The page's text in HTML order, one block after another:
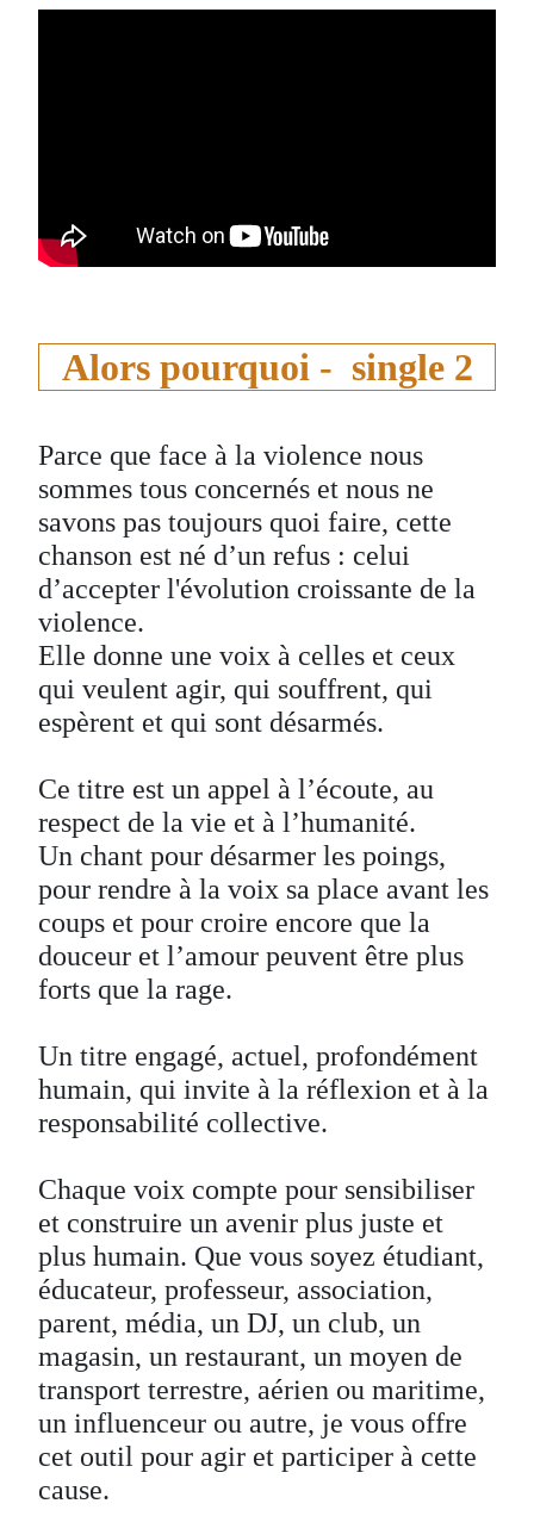
Alors pourquoi - single 2
Parce que face à la violence nous
sommes tous concernés et nous ne
savons pas toujours quoi faire, cette
chanson est né d’un refus : celui
d’accepter l'évolution croissante de la
violence.
Elle donne une voix à celles et ceux
qui veulent agir, qui souffrent, qui
espèrent et qui sont désarmés.
Ce titre est un appel à l’écoute, au
respect de la vie et à l’humanité.
Un chant pour désarmer les poings,
pour rendre à la voix sa place avant les
coups et pour croire encore que la
douceur et l’amour peuvent être plus
forts que la rage.
Un titre engagé, actuel, profondément
humain, qui invite à la réflexion et à la
responsabilité collective.
Chaque voix compte pour sensibiliser
et construire un avenir plus juste et
plus humain. Que vous soyez étudiant,
éducateur, professeur, association,
parent, média, un DJ, un club, un
magasin, un restaurant, un moyen de
transport terrestre, aérien ou maritime,
un influenceur ou autre, je vous offre
cet outil pour agir et participer à cette
cause.